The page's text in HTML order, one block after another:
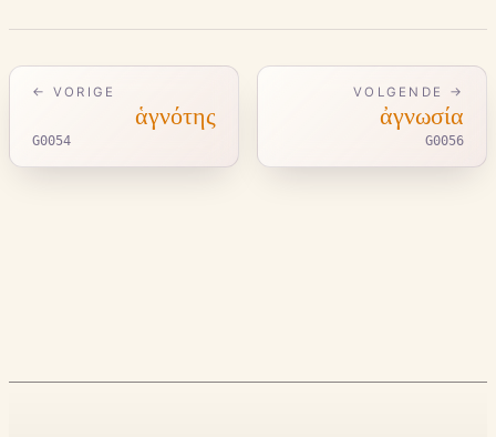
← VORIGE
ἁγνότης
G0054
VOLGENDE →
ἀγνωσία
G0056